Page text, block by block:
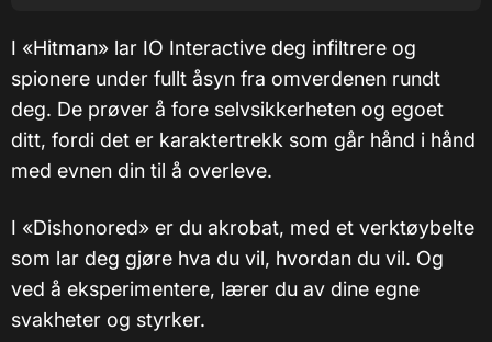
I «Hitman» lar IO Interactive deg infiltrere og
spionere under fullt åsyn fra omverdenen rundt
deg. De prøver å fore selvsikkerheten og egoet
ditt, fordi det er karaktertrekk som går hånd i hånd
med evnen din til å overleve.
I «Dishonored» er du akrobat, med et verktøybelte
som lar deg gjøre hva du vil, hvordan du vil. Og
ved å eksperimentere, lærer du av dine egne
svakheter og styrker.